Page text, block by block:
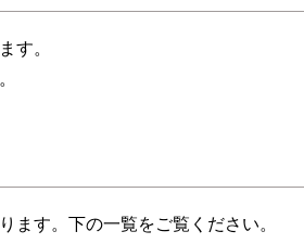
す。
ます。下の一覧をご覧ください。